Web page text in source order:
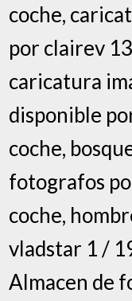
coche,
por clairev
caricatura
disponible
coche,
fotografos
coche,
vladstar 1 /
Almacen de